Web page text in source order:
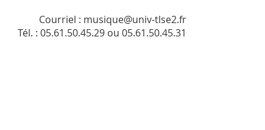
Courriel : musique@univ-tlse2.fr
Tél. : 05.61.50.45.29 ou 05.61.50.45.31